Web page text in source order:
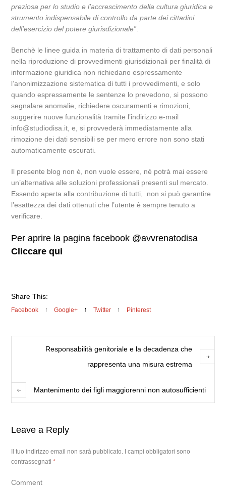
preziosa per lo studio e l’accrescimento della cultura giuridica e
strumento indispensabile di controllo da parte dei cittadini
dell’esercizio del potere giurisdizionale”
Benchè le linee guida in materia di trattamento di dati personali
nella riproduzione di provvedimenti giurisdizionali per finalità di
informazione giuridica non richiedano espressamente
l’anonimizzazione sistematica di tutti i provvedimenti, e solo
quando espressamente le sentenze lo prevedono, si possono
segnalare anomalie, richiedere oscuramenti e rimozioni,
suggerire nuove funzionalità tramite l’indirizzo e-mail
info@studiodisa.it, e, si provvederà immediatamente alla
rimozione dei dati sensibili se per mero errore non sono stati
automaticamente oscurati.
Il presente blog non è, non vuole essere, né potrà mai essere
un’alternativa alle soluzioni professionali presenti sul mercato.
Essendo aperta alla contribuzione di tutti, non si può garantire
l’esattezza dei dati ottenuti che l’utente è sempre tenuto a
verificare.
Per aprire la pagina facebook @avvrenatodisa
Cliccare qui
Share This:
Facebook Google+ Twitter Pinterest
Responsabilità genitoriale e la decadenza che
rappresenta una misura estrema
Mantenimento dei figli maggiorenni non autosufficienti
Leave a Reply
Il tuo indirizzo email non sarà pubblicato.
I campi obbligatori sono
contrassegnati*
Comment